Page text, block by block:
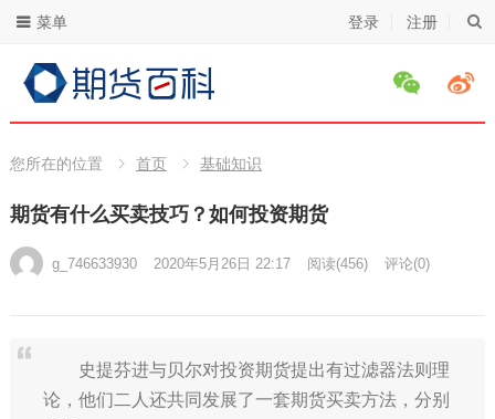
登录 注册
菜单
您所在的位置 首页 基础知识
期货有什么买卖技巧？如何投资期货
g_746633930 2020年5月26日 22:17 阅读(456) 评论(0)
史提芬进与贝尔对投资期货提出有过滤器法则理
论，他们二人还共同发展了一套期货买卖方法，分别